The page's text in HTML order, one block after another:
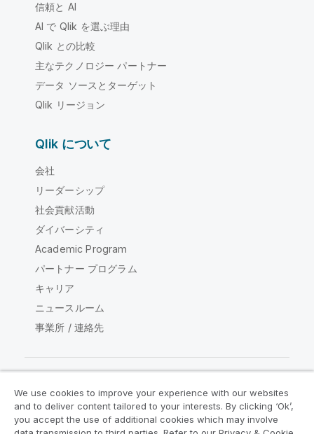
信頼と AI
AI で Qlik を選ぶ理由
Qlik との比較
主なテクノロジー パートナー
データ ソースとターゲット
Qlik リージョン
Qlik について
会社
リーダーシップ
社会貢献活動
ダイバーシティ
Academic Program
パートナー プログラム
キャリア
ニュースルーム
事業所 / 連絡先
Qlik コミュニティ
We use cookies to improve your experience with our websites
and to deliver content tailored to your interests. By clicking ‘Ok’,
you accept the use of additional cookies which may involve